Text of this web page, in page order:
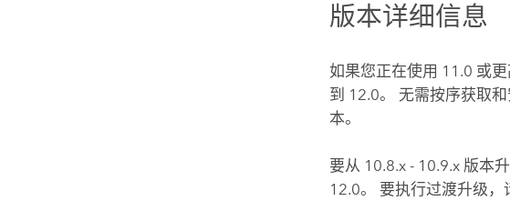
版本详细信息
如果您正在使用 11.0 或
到 12.0。 无需按序获取
本。
要从 10.8.x - 10.9.x 版本
12.0。 要执行过渡升级，